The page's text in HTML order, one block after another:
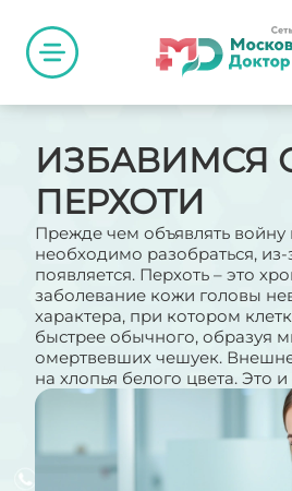
ИЗБАВИМСЯ
ПЕРХОТИ
Прежде чем объявлять войну
необходимо разобраться, из-
появляется. Перхоть – это
заболевание кожи головы
характера, при котором
быстрее обычного, образуя
омертвевших чешуек.
на хлопья белого цвета. Это и